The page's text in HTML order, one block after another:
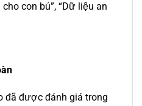
con bú”, “Dữ liệu an
đã được đánh giá trong